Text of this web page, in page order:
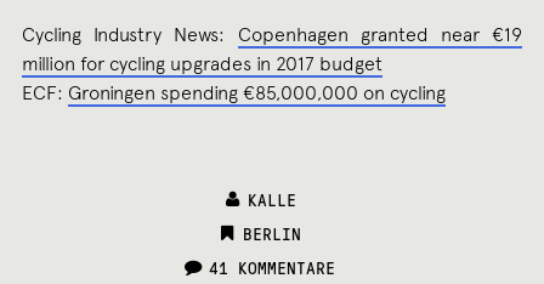
Cycling Industry News: Copenhagen granted near €19
million for cycling upgrades in 2017 budget
ECF: Groningen spending €85,000,000 on cycling
KALLE
CATEGORIES:
BERLIN
41 KOMMENTARE